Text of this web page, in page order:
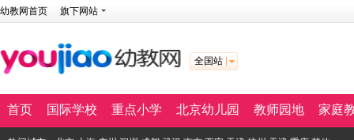
幼教网首页 旗下网站
全国站
首页 国际学校 重点小学 北京幼儿园 教师园地 家庭